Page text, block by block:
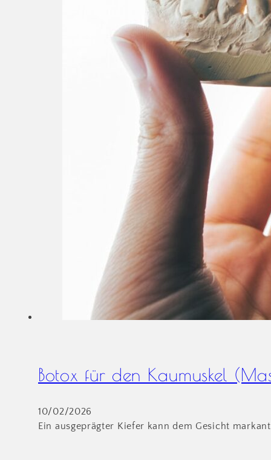
Botox für den Kaumuskel
10/02/2026
Ein ausgeprägter Kiefer kann dem Gesicht